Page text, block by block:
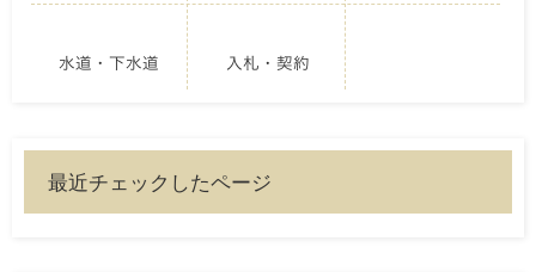
水道・下水道 入札・契約
最近チェックしたページ